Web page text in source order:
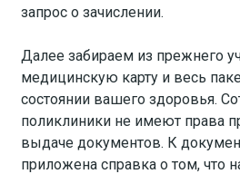
запрос о зачислении.
Далее забираем из прежнего
медицинскую карту и весь
состоянии вашего здоровья.
поликлиники не имеют права
выдаче документов. К
приложена справка о том, что